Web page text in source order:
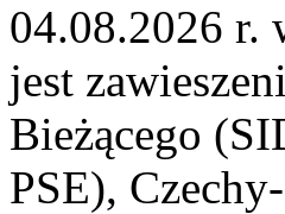
04.08.2026 r.
jest
Bieżącego
PSE),